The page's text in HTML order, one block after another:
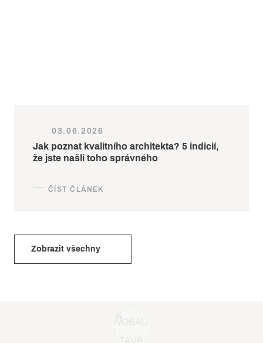
03.06.2026
Jak poznat kvalitního architekta? 5 indicií,
že jste našli toho správného
Zobrazit všechny